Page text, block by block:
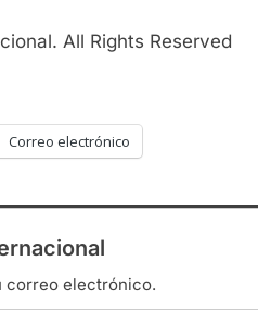
All Rights Reserved
Correo electrónico
correo electrónico.